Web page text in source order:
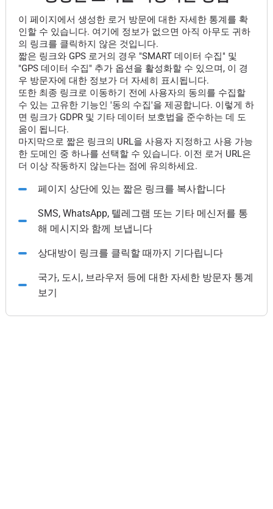
이 페이지에서 생성한 로거 방문에 대한 자세한 통계를 확
인할 수 있습니다. 여기에 정보가 없으면 아직 아무도 귀하
의 링크를 클릭하지 않은 것입니다.
짧은 링크와 GPS 로거의 경우 "SMART 데이터 수집" 및
"GPS 데이터 수집" 추가 옵션을 활성화할 수 있으며, 이 경
우 방문자에 대한 정보가 더 자세히 표시됩니다.
또한 최종 링크로 이동하기 전에 사용자의 동의를 수집할
수 있는 고유한 기능인 '동의 수집'을 제공합니다. 이렇게 하
면 링크가 GDPR 및 기타 데이터 보호법을 준수하는 데 도
움이 됩니다.
마지막으로 짧은 링크의 URL을 사용자 지정하고 사용 가능
한 도메인 중 하나를 선택할 수 있습니다. 이전 로거 URL은
더 이상 작동하지 않는다는 점에 유의하세요.
페이지 상단에 있는 짧은 링크를 복사합니다
SMS, WhatsApp, 텔레그램 또는 기타 메신저를 통
해 메시지와 함께 보냅니다
상대방이 링크를 클릭할 때까지 기다립니다
국가, 도시, 브라우저 등에 대한 자세한 방문자 통계
보기